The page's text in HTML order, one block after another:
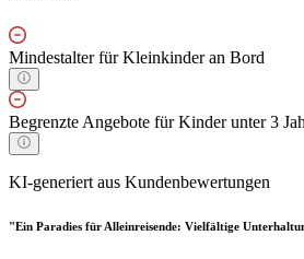
Mindestalter für Kleinkinder an Bord
Begrenzte Angebote für Kinder unter 3
KI-generiert aus Kundenbewertungen
"Ein Paradies für Alleinreisende: Vielfältige